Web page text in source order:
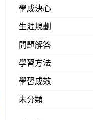
學成決心
生涯規劃
問題解答
學習方法
學習成效
未分類